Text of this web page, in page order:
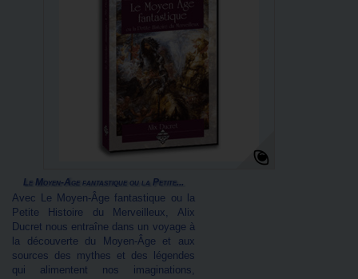
Le Moyen-Âge fantastique ou la Petite...
Avec Le Moyen-Âge fantastique ou la
Petite Histoire du Merveilleux, Alix
Ducret nous entraîne dans un voyage à
la découverte du Moyen-Âge et aux
sources des mythes et des légendes
qui alimentent nos imaginations,